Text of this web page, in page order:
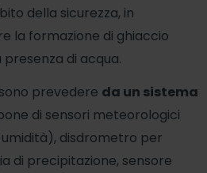
della sicurezza, in
la formazione di ghiaccio
di acqua.
prevedere da un sistema
di sensori meteorologici
disdrometro per
di precipitazione, sensore